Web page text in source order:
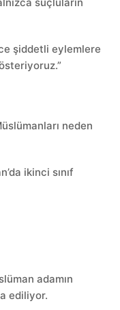
suçluların
şiddetli eylemlere
neden
ikinci sınıf
adamın
ediliyor.